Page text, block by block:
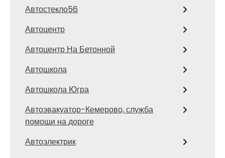
Автостекло56
Автоцентр
Автоцентр На Бетонной
Автошкола
Автошкола Югра
Автоэвакуатор-Кемерово, служба
помощи на дороге
Автоэлектрик